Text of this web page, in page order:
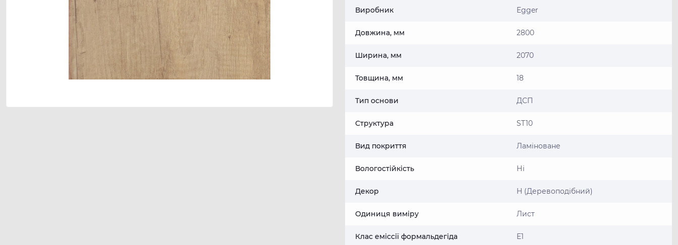
Виробник Egger
Довжина, мм 2800
Ширина, мм 2070
Товщина, мм 18
Тип основи ДСП
Структура ST10
Вид покриття Ламiноване
Вологостійкість Ні
Декор H (Деревоподібний)
Одиниця виміру Лист
Клас еміссії формальдегіда E1